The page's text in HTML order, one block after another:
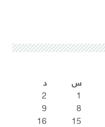
س
د
1
2
8
9
15
16